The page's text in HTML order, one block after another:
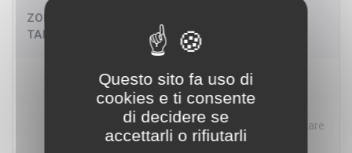
ZONA TERRITORIALE IN CONTESTAZIONE TRA
TARHUNA E ORFELLA.
Disponibilità 5-7 gg
Produttore Istituto Geografico Militare
Questo sito fa uso di
cookies e ti consente
di decidere se
accettarli o rifiutarli